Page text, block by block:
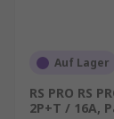
Auf Lager
RS PRO RS
2P+T / 16A,